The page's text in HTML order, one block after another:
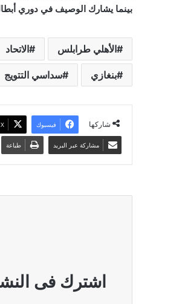
بينما يشارك الوصيف في دوري
الأهلي طرابلس الاتحاد
بنغازي سداسي التتويج
شاركها فيسبوك ‫X
مشاركة عبر البريد طباعة
اشترك فى